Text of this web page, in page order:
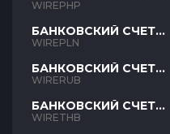
PHP
WIREPHP
БАНКОВСКИЙ СЧЕТ
PLN
WIREPLN
БАНКОВСКИЙ СЧЕТ
RUB
WIRERUB
БАНКОВСКИЙ СЧЕТ
THB
WIRETHB